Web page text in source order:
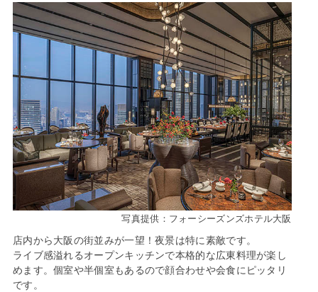
写真提供：フォーシーズンズホテル大阪
店内から大阪の街並みが一望！夜景は特に素敵です。
ライブ感溢れるオープンキッチンで本格的な広東料理が楽し
めます。個室や半個室もあるので顔合わせや会食にピッタリ
です。